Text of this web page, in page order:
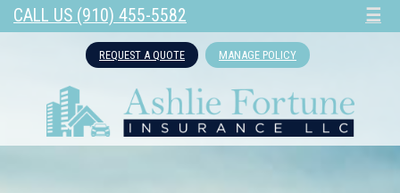
CALL US (910) 455-5582 ☰
REQUEST A QUOTE MANAGE POLICY